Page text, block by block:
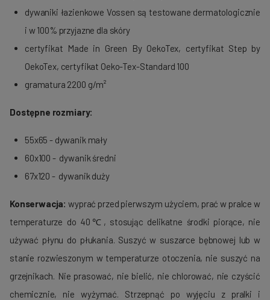
dywaniki łazienkowe Vossen są testowane dermatologicznie
i w 100% przyjazne dla skóry
certyfikat Made in Green By OekoTex, certyfikat Step by
OekoTex, certyfikat Oeko-Tex-Standard 100
gramatura 2200 g/m²
Dostępne rozmiary:
55x65 - dywanik mały
60x100 - dywanik średni
67x120 - dywanik duży
Konserwacja: wyprać przed pierwszym użyciem, prać w pralce w
temperaturze do 40℃, stosując delikatne środki piorące, nie
używać płynu do płukania. Suszyć w suszarce bębnowej lub w
stanie rozwieszonym w temperaturze otoczenia, nie suszyć na
grzejnikach. Nie prasować, nie bielić, nie chlorować, nie czyścić
chemicznie, nie wyżymać. Strzepnąć po wyjęciu z pralki i